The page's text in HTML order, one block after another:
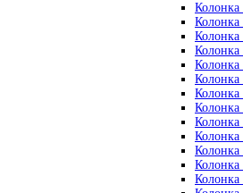
Колонка
Колонка
Колонка
Колонка
Колонка
Колонка
Колонка
Колонка
Колонка
Колонка
Колонка
Колонка
Колонка